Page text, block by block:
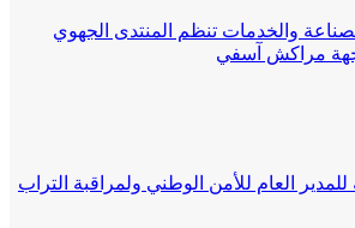
والخدمات تنظم المنتدى الجهوي
مراكش آسفي
العام للأمن الوطني ولمراقبة التراب